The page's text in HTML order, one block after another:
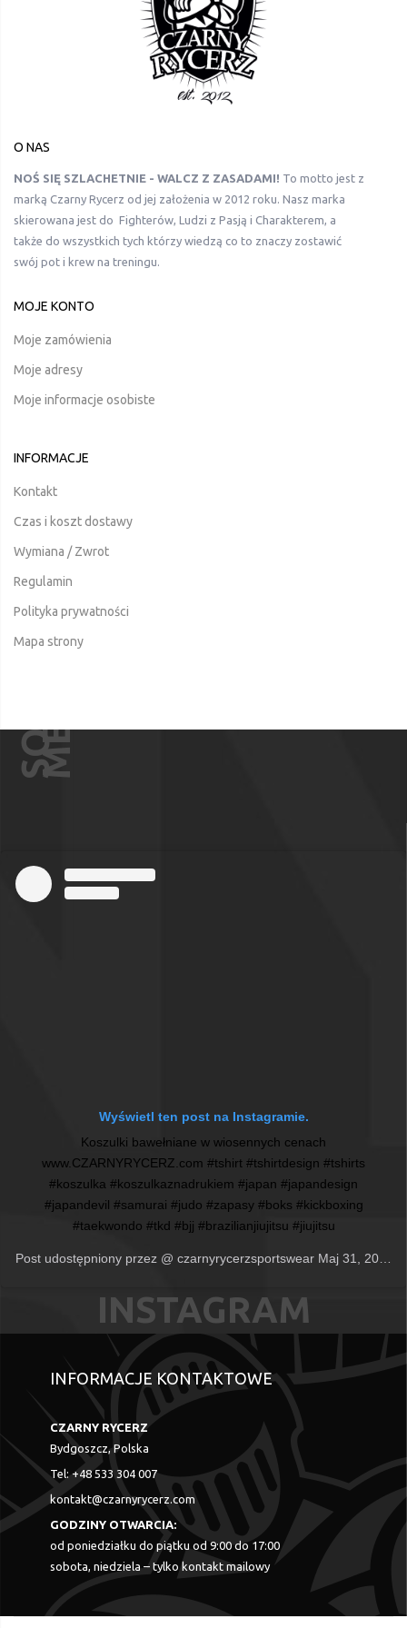
O NAS
NOŚ SIĘ SZLACHETNIE - WALCZ Z ZASADAMI! To motto jest z
marką Czarny Rycerz od jej założenia w 2012 roku. Nasz marka
skierowana jest do Fighterów, Ludzi z Pasją i Charakterem, a
także do wszystkich tych którzy wiedzą co to znaczy zostawić
swój pot i krew na treningu.
MOJE KONTO
Moje zamówienia
Moje adresy
Moje informacje osobiste
INFORMACJE
Kontakt
Czas i koszt dostawy
Wymiana / Zwrot
Regulamin
Polityka prywatności
Mapa strony
Wyświetl ten post na Instagramie.
Koszulki bawełniane w wiosennych cenach
www.CZARNYRYCERZ.com #tshirt #tshirtdesign #tshirts
#koszulka #koszulkaznadrukiem #japan #japandesign
#japandevil #samurai #judo #zapasy #boks #kickboxing
#taekwondo #tkd #bjj #brazilianjiujitsu #jiujitsu
Post udostępniony przez @ czarnyrycerzsportswear Maj 31, 2020 o 2:37 PDT
INFORMACJE KONTAKTOWE
CZARNY RYCERZ
Bydgoszcz, Polska
Tel: +48 533 304 007
kontakt@czarnyrycerz.com
GODZINY OTWARCIA:
od poniedziałku do piątku od 9:00 do 17:00
sobota, niedziela – tylko kontakt mailowy